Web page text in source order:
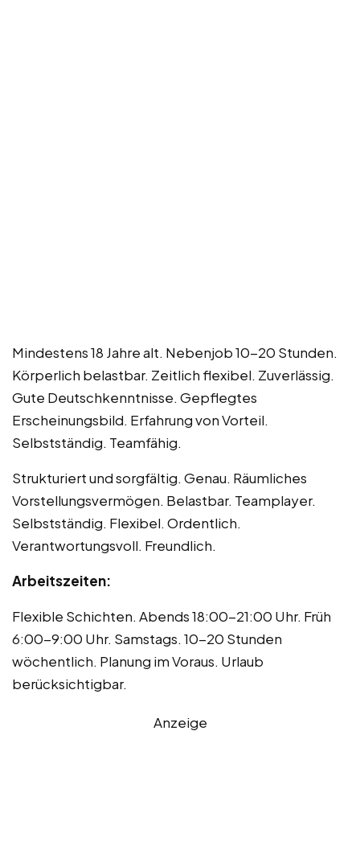
Mindestens 18 Jahre alt. Nebenjob 10-20 Stunden.
Körperlich belastbar. Zeitlich flexibel. Zuverlässig.
Gute Deutschkenntnisse. Gepflegtes
Erscheinungsbild. Erfahrung von Vorteil.
Selbstständig. Teamfähig.
Strukturiert und sorgfältig. Genau. Räumliches
Vorstellungsvermögen. Belastbar. Teamplayer.
Selbstständig. Flexibel. Ordentlich.
Verantwortungsvoll. Freundlich.
Arbeitszeiten:
Flexible Schichten. Abends 18:00-21:00 Uhr. Früh
6:00-9:00 Uhr. Samstags. 10-20 Stunden
wöchentlich. Planung im Voraus. Urlaub
berücksichtigbar.
Anzeige